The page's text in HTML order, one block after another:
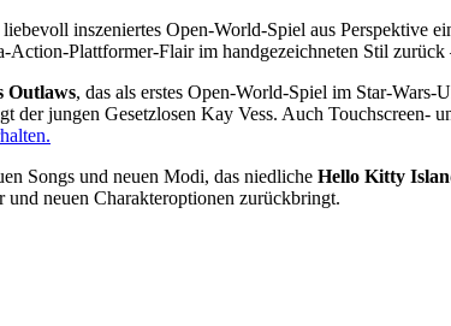
inszeniertes Open-World-Spiel aus Perspektive
Action-Plattformer-Flair im handgezeichneten Stil
Outlaws, das als erstes Open-World-Spiel im Star-
jungen Gesetzlosen Kay Vess. Auch Touchscreen-
Songs und neuen Modi, das niedliche Hello Kitty
neuen Charakteroptionen zurückbringt.